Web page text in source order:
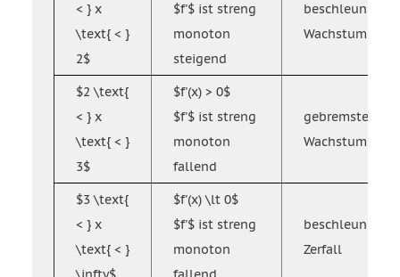
< } x
\text{ < }
2$
$f'$ ist streng
monoton
steigend
beschleunigtes
Wachstum
$2 \text{
< } x
\text{ < }
3$
$f'(x) > 0$
$f'$ ist streng
monoton
fallend
gebremstes
Wachstum
$3 \text{
< } x
\text{ < }
$f'(x) \lt 0$
$f'$ ist streng
monoton
beschleunigter
Zerfall